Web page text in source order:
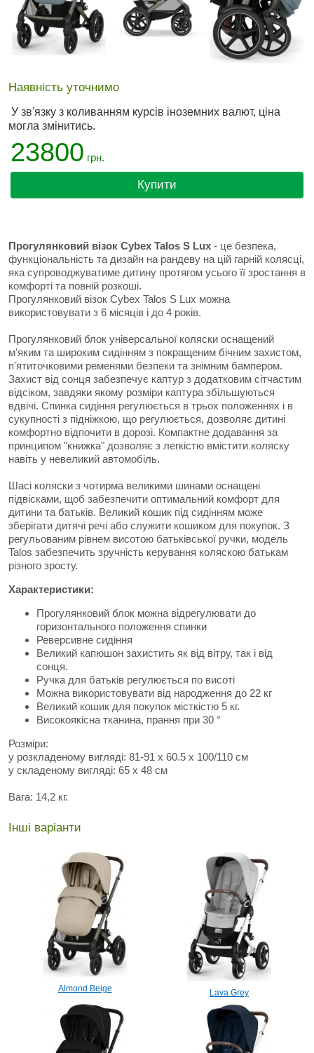
Наявність уточнимо
У зв'язку з коливанням курсів іноземних валют, ціна
могла змінитись.
23800 грн.
Купити
Прогулянковий візок Cybex Talos S Lux - це безпека,
функціональність та дизайн на рандеву на цій гарній колясці,
яка супроводжуватиме дитину протягом усього її зростання в
комфорті та повній розкоші.
Прогулянковий візок Cybex Talos S Lux можна
використовувати з 6 місяців і до 4 років.
Прогулянковий блок універсальної коляски оснащений
м'яким та широким сидінням з покращеним бічним захистом,
п'ятиточковими ременями безпеки та знімним бампером.
Захист від сонця забезпечує каптур з додатковим сітчастим
відсіком, завдяки якому розміри каптура збільшуються
вдвічі. Спинка сидіння регулюється в трьох положеннях і в
сукупності з підніжкою, що регулюється, дозволяє дитині
комфортно відпочити в дорозі. Компактне додавання за
принципом "книжка" дозволяє з легкістю вмістити коляску
навіть у невеликий автомобіль.
Шасі коляски з чотирма великими шинами оснащені
підвісками, щоб забезпечити оптимальний комфорт для
дитини та батьків. Великий кошик під сидінням може
зберігати дитячі речі або служити кошиком для покупок. З
регульованим рівнем висотою батьківської ручки, модель
Talos забезпечить зручність керування коляскою батькам
різного зросту.
Характеристики:
Прогулянковий блок можна відрегулювати до
горизонтального положення спинки
Реверсивне сидіння
Великий капюшон захистить як від вітру, так і від
сонця.
Ручка для батьків регулюється по висоті
Можна використовувати від народження до 22 кг
Великий кошик для покупок місткістю 5 кг.
Високоякісна тканина, прання при 30 °
Розміри:
у розкладеному вигляді: 81-91 х 60.5 х 100/110 см
у складеному вигляді: 65 х 48 см
Вага: 14,2 кг.
Інші варіанти
Almond Beige Lava Grey